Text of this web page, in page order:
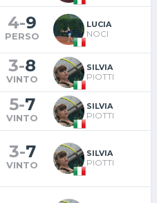
4-9
PERSO
LUCIA
NOCI
3-8
VINTO
SILVIA
PIOTTI
5-7
VINTO
SILVIA
PIOTTI
3-7
VINTO
SILVIA
PIOTTI